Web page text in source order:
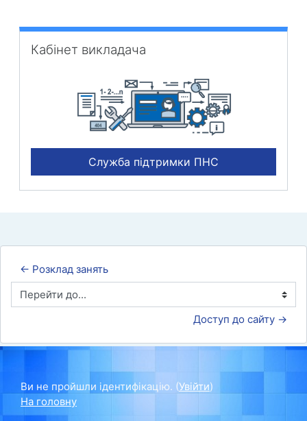
Пропустити Кабінет викладача
Кабінет викладача
Служба підтримки ПНС
← Розклад занять
Перейти до...
Доступ до сайту →
Ви не пройшли ідентифікацію. (Увійти)
На головну